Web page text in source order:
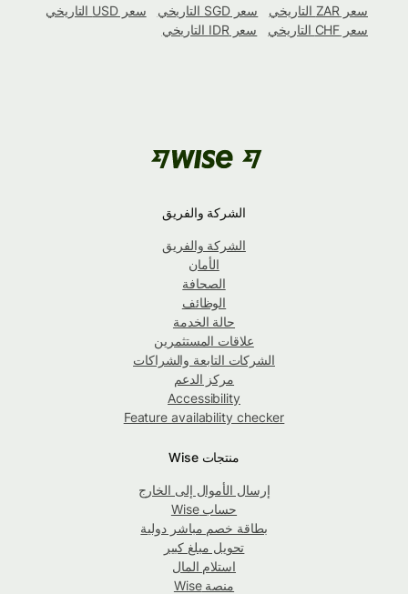
سعر ZAR التاريخي
سعر SGD التاريخي
سعر USD التاريخي
سعر CHF التاريخي
سعر IDR التاريخي
الشركة والفريق
الشركة والفريق
الأمان
الصحافة
الوظائف
حالة الخدمة
علاقات المستثمرين
الشركات التابعة والشراكات
مركز الدعم
Accessibility
Feature availability checker
منتجات Wise
إرسال الأموال إلى الخارج
حساب Wise
بطاقة خصم مباشر دولية
تحويل مبلغ كبير
استلام المال
منصة Wise